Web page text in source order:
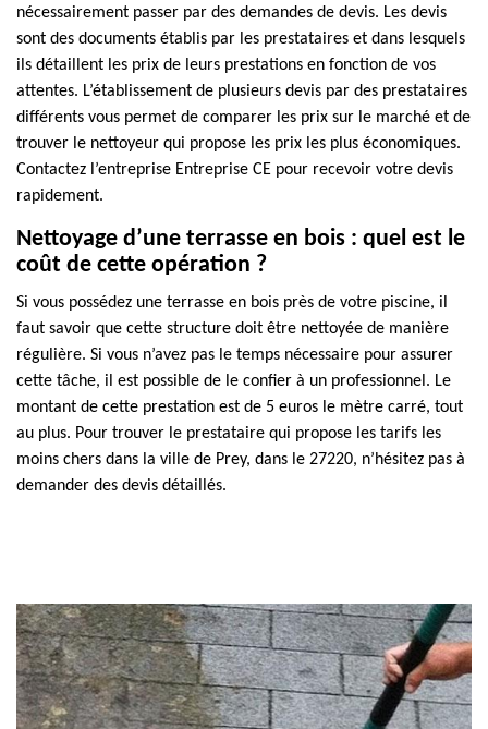
nécessairement passer par des demandes de devis. Les devis
sont des documents établis par les prestataires et dans lesquels
ils détaillent les prix de leurs prestations en fonction de vos
attentes. L’établissement de plusieurs devis par des prestataires
différents vous permet de comparer les prix sur le marché et de
trouver le nettoyeur qui propose les prix les plus économiques.
Contactez l’entreprise Entreprise CE pour recevoir votre devis
rapidement.
Nettoyage d’une terrasse en bois : quel est le
coût de cette opération ?
Si vous possédez une terrasse en bois près de votre piscine, il
faut savoir que cette structure doit être nettoyée de manière
régulière. Si vous n’avez pas le temps nécessaire pour assurer
cette tâche, il est possible de le confier à un professionnel. Le
montant de cette prestation est de 5 euros le mètre carré, tout
au plus. Pour trouver le prestataire qui propose les tarifs les
moins chers dans la ville de Prey, dans le 27220, n’hésitez pas à
demander des devis détaillés.